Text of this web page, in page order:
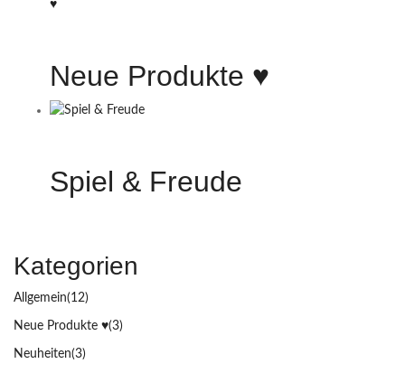
Neue Produkte ♥️
Spiel & Freude
Kategorien
Allgemein(12)
Neue Produkte ♥️(3)
Neuheiten(3)